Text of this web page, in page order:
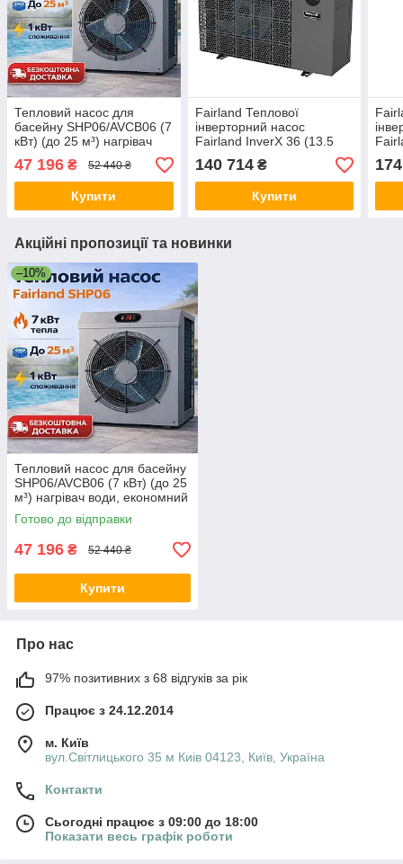
Тепловий насос для
басейну SHP06/AVCB06 (7
кВт) (до 25 м³) нагрівач
води, економний нагрів
води в басейні
47 196 ₴ 52 440 ₴
Купити
Fairland Теплової
інверторний насос
Fairland InverX 36 (13.5
кВт)
140 714₴
Купити
Акційні пропозиції та новинки
–10%
Тепловий насос для басейну
SHP06/AVCB06 (7 кВт) (до 25
м³) нагрівач води, економний
нагрів води в басейні
Готово до відправки
47 196 ₴ 52 440 ₴
Купити
Про нас
97% позитивних з 68 відгуків за рік
Працює з 24.12.2014
м. Київ
вул.Світлицького 35 м Киів 04123, Київ, Україна
Контакти
Сьогодні працює з 09:00 до 18:00
Показати весь графік роботи